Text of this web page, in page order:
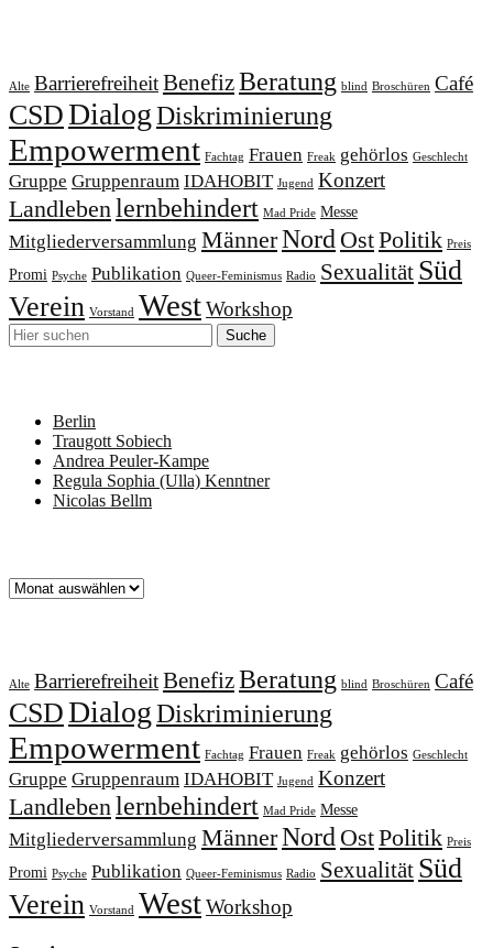
Alte BarrierefreiheitBenefizBeratung blind Broschüren Café
CSDDialogDiskriminierung
Empowerment Fachtag Frauen Freak gehörlos Geschlecht
Gruppe Gruppenraum IDAHOBIT Jugend Konzert
Landleben lernbehindert Mad Pride Messe
Mitgliederversammlung MännerNord OstPolitik Preis
Promi Psyche Publikation Queer-Feminismus Radio Sexualität Süd
Verein Vorstand WestWorkshop
Berlin
Traugott Sobiech
Andrea Peuler-Kampe
Regula Sophia (Ulla) Kenntner
Nicolas Bellm
Archiv
Alte BarrierefreiheitBenefizBeratung blind Broschüren Café
CSDDialogDiskriminierung
Empowerment Fachtag Frauen Freak gehörlos Geschlecht
Gruppe Gruppenraum IDAHOBIT Jugend Konzert
Landlebenlernbehindert Mad Pride Messe
Mitgliederversammlung MännerNord OstPolitik Preis
Promi Psyche Publikation Queer-Feminismus Radio Sexualität Süd
Verein Vorstand WestWorkshop